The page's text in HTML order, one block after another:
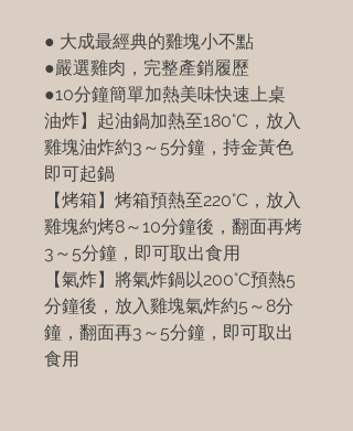
● 大成最經典的雞塊小不點
●嚴選雞肉，完整產銷履歷
●10分鐘簡單加熱美味快速上桌
油炸】起油鍋加熱至180°C，放入
雞塊油炸約3～5分鐘，持金黃色
即可起鍋
【烤箱】烤箱預熱至220°C，放入
雞塊約烤8～10分鐘後，翻面再烤
3～5分鐘，即可取出食用
【氣炸】將氣炸鍋以200°C預熱5
分鐘後，放入雞塊氣炸約5～8分
鐘，翻面再3～5分鐘，即可取出
食用